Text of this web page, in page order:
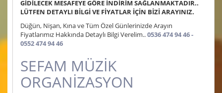
GİDİLECEK MESAFEYE GÖRE İNDİRİM SAĞLANMAKTADIR..
LÜTFEN DETAYLI BİLGİ VE FİYATLAR İÇİN BİZİ ARAYINIZ.
Düğün, Nişan, Kına ve Tüm Özel Günlerinizde Arayın
Fiyatlarımız Hakkında Detaylı Bilgi Verelim..0536 474 94 46 -
0552 474 94 46
SEFAM MÜZİK
ORGANİZASYON